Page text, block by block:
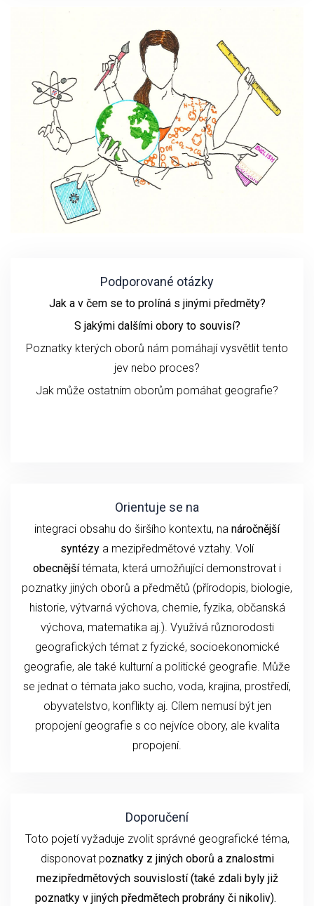
Podporované otázky
Jak a v čem se to prolíná s jinými předměty?
S jakými dalšími obory to souvisí?
Poznatky kterých oborů nám pomáhají vysvětlit tento
jev nebo proces?
Jak může ostatním oborům pomáhat geografie?
Orientuje se na
integraci obsahu do širšího kontextu, na náročnější
syntézy a mezipředmětové vztahy. Volí
obecnějšítémata, která umožňující demonstrovat i
poznatky jiných oborů a předmětů (přírodopis, biologie,
historie, výtvarná výchova, chemie, fyzika, občanská
výchova, matematika aj.). Využívá různorodosti
geografických témat z fyzické, socioekonomické
geografie, ale také kulturní a politické geografie. Může
se jednat o témata jako sucho, voda, krajina, prostředí,
obyvatelstvo, konflikty aj. Cílem nemusí být jen
propojení geografie s co nejvíce obory, ale kvalita
propojení.
Doporučení
Toto pojetí vyžaduje zvolit správné geografické téma,
disponovat poznatky z jiných oborů a znalostmi
mezipředmětových souvislostí (také zdali byly již
poznatky v jiných předmětech probrány či nikoliv).